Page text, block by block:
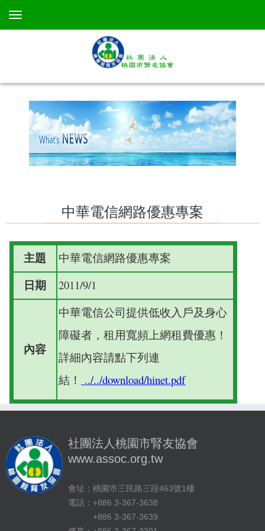
TEL：+886 3-367-3638 +886 3-367-3638
中華電信網路優惠專案
主題 中華電信網路優惠專案
日期 2011/9/1
內容
中華電信公司提供低收入戶及身心
障礙者，租用寬頻上網租費優惠！
詳細內容請點下列連
結！ ../../download/hinet.pdf
社團法人桃園市腎友協會
www.assoc.org.tw
會址：桃園市三民路三段463號1樓
電話：+886 3-367-3638
+886 3-367-3639